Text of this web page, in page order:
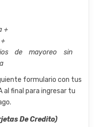
+
+
de mayoreo sin
formulario con tus
al final para ingresar tu
De Credito)